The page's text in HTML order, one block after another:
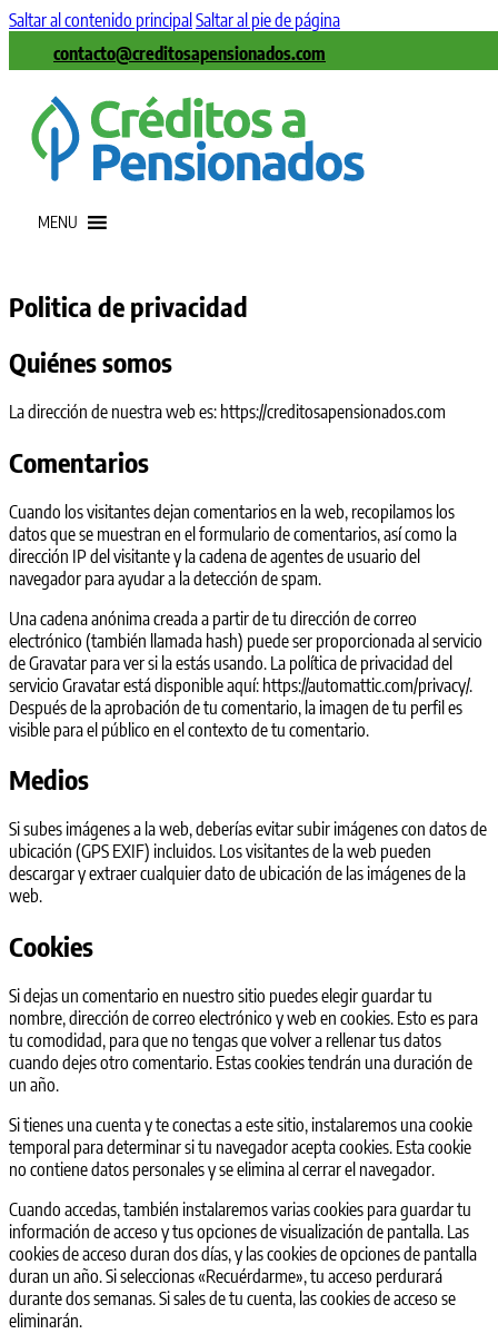
Saltar al contenido principal Saltar al pie de página
contacto@creditosapensionados.com
MENU
Politica de privacidad
Quiénes somos
La dirección de nuestra web es: https://creditosapensionados.com
Comentarios
Cuando los visitantes dejan comentarios en la web, recopilamos los
datos que se muestran en el formulario de comentarios, así como la
dirección IP del visitante y la cadena de agentes de usuario del
navegador para ayudar a la detección de spam.
Una cadena anónima creada a partir de tu dirección de correo
electrónico (también llamada hash) puede ser proporcionada al servicio
de Gravatar para ver si la estás usando. La política de privacidad del
servicio Gravatar está disponible aquí: https://automattic.com/privacy/.
Después de la aprobación de tu comentario, la imagen de tu perfil es
visible para el público en el contexto de tu comentario.
Medios
Si subes imágenes a la web, deberías evitar subir imágenes con datos de
ubicación (GPS EXIF) incluidos. Los visitantes de la web pueden
descargar y extraer cualquier dato de ubicación de las imágenes de la
web.
Cookies
Si dejas un comentario en nuestro sitio puedes elegir guardar tu
nombre, dirección de correo electrónico y web en cookies. Esto es para
tu comodidad, para que no tengas que volver a rellenar tus datos
cuando dejes otro comentario. Estas cookies tendrán una duración de
un año.
Si tienes una cuenta y te conectas a este sitio, instalaremos una cookie
temporal para determinar si tu navegador acepta cookies. Esta cookie
no contiene datos personales y se elimina al cerrar el navegador.
Cuando accedas, también instalaremos varias cookies para guardar tu
información de acceso y tus opciones de visualización de pantalla. Las
cookies de acceso duran dos días, y las cookies de opciones de pantalla
duran un año. Si seleccionas «Recuérdarme», tu acceso perdurará
durante dos semanas. Si sales de tu cuenta, las cookies de acceso se
eliminarán.